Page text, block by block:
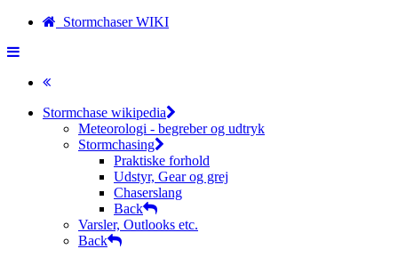
Stormchaser WIKI
Stormchase wikipedia
Meteorologi - begreber og udtryk
Stormchasing
Praktiske forhold
Udstyr, Gear og grej
Chaserslang
Back
Varsler, Outlooks etc.
Back